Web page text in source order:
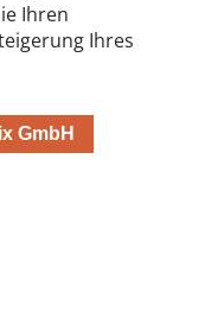
Ihren
Ihres
GmbH